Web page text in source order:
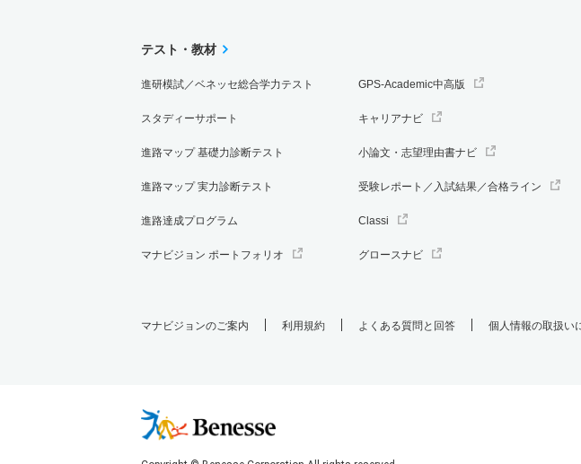
テスト・教材
進研模試／ベネッセ総合学力テスト
スタディーサポート
進路マップ 基礎力診断テスト
進路マップ 実力診断テスト
進路達成プログラム
マナビジョン ポートフォリオ
GPS-Academic中高版
キャリアナビ
小論文・志望理由書ナビ
受験レポート／入試結果／合格ライン
Classi
グロースナビ
マナビジョンのご案内 利用規約 よくある質問と回答 個人情報の取扱い